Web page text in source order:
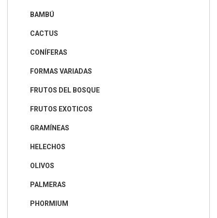
BAMBÚ
CACTUS
CONÍFERAS
FORMAS VARIADAS
FRUTOS DEL BOSQUE
FRUTOS EXOTICOS
GRAMÍNEAS
HELECHOS
OLIVOS
PALMERAS
PHORMIUM